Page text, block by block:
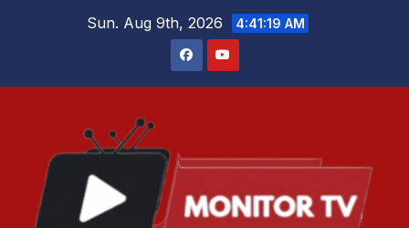
Sun. Aug 9th, 2026 4:41:19 AM